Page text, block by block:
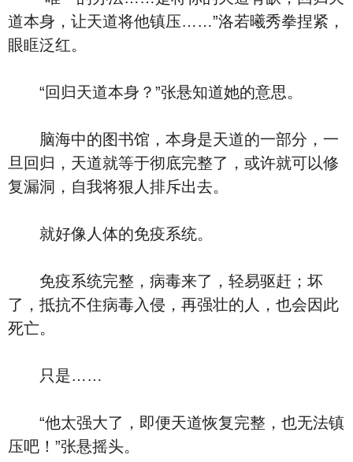
道本身，让天道将他镇压……”洛若曦秀拳捏紧，
眼眶泛红。
“回归天道本身？”张悬知道她的意思。
脑海中的图书馆，本身是天道的一部分，一
旦回归，天道就等于彻底完整了，或许就可以修
复漏洞，自我将狠人排斥出去。
就好像人体的免疫系统。
免疫系统完整，病毒来了，轻易驱赶；坏
了，抵抗不住病毒入侵，再强壮的人，也会因此
死亡。
只是……
“他太强大了，即便天道恢复完整，也无法镇
压吧！”张悬摇头。